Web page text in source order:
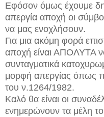
Εφόσον όμως έχουμε
απεργία αποχή οι
να μας ενοχλήσουν.
Για μια ακόμη φορά
αποχή είναι ΑΠΟΛΥΤΑ
συνταγματικά
μορφή απεργίας όπως
του ν.1264/1982.
Καλό θα είναι οι
ενημερώνουν τα μέλη